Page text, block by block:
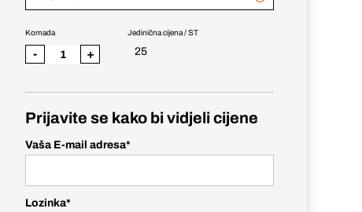
Jedinična cijena / ST
25
Komada
- +
Prijavite se kako bi vidjeli cijene
Vaša E-mail adresa*
Lozinka*